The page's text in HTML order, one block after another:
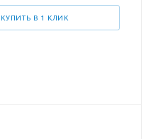
КУПИТЬ В 1 КЛИК